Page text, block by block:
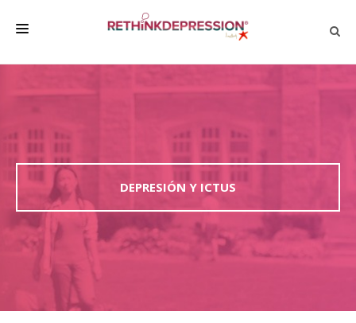
HABLAR CON LOS DEMÁS
BIENESTAR
FAMILIA Y AMIGOS
EMPRESA
DEPRESSÃO SEM RODEIOS
DEPRESIÓN Y ICTUS